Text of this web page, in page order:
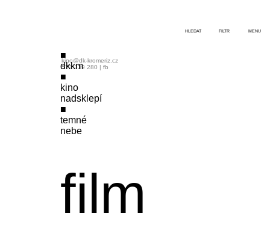
dkkm
kino
nadsklepí
temné
nebe
film
kino@dk-kromeriz.cz
573 339 280 | fb
HLEDAT FILTR MENU